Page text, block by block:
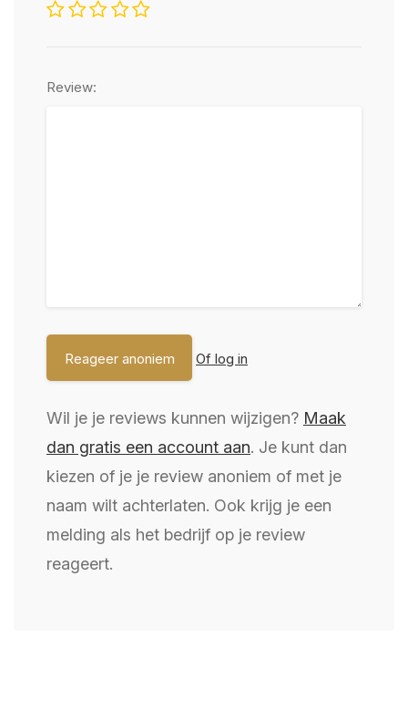
Review:
Of log in
Wil je je reviews kunnen wijzigen? Maak
dan gratis een account aan. Je kunt dan
kiezen of je je review anoniem of met je
naam wilt achterlaten. Ook krijg je een
melding als het bedrijf op je review
reageert.